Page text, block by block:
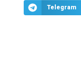
Telegram